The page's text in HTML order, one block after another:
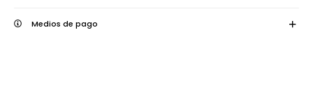
Medios de pago